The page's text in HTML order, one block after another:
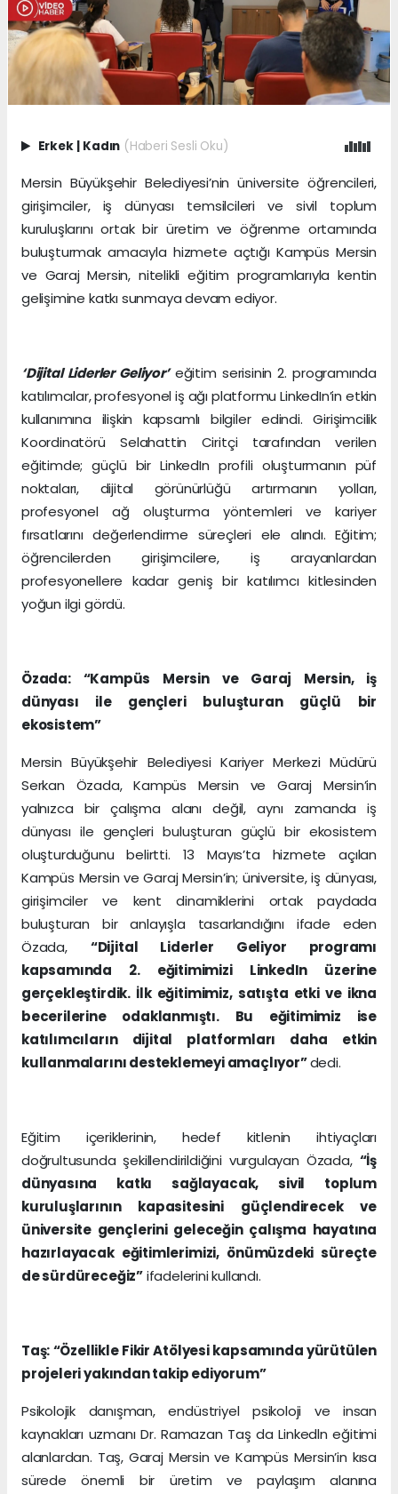
Erkek | Kadın (Haberi Sesli Oku)
Mersin Büyükşehir Belediyesi’nin üniversite öğrencileri,
girişimciler, iş dünyası temsilcileri ve sivil toplum
kuruluşlarını ortak bir üretim ve öğrenme ortamında
buluşturmak amacıyla hizmete açtığı Kampüs Mersin
ve Garaj Mersin, nitelikli eğitim programlarıyla kentin
gelişimine katkı sunmaya devam ediyor.
‘Dijital Liderler Geliyor’eğitim serisinin 2. programında
katılımcılar, profesyonel iş ağı platformu LinkedIn’in etkin
kullanımına ilişkin kapsamlı bilgiler edindi. Girişimcilik
Koordinatörü Selahattin Ciritçi tarafından verilen
eğitimde; güçlü bir LinkedIn profili oluşturmanın püf
noktaları, dijital görünürlüğü artırmanın yolları,
profesyonel ağ oluşturma yöntemleri ve kariyer
fırsatlarını değerlendirme süreçleri ele alındı. Eğitim;
öğrencilerden girişimcilere, iş arayanlardan
profesyonellere kadar geniş bir katılımcı kitlesinden
yoğun ilgi gördü.
Özada: “Kampüs Mersin ve Garaj Mersin, iş
dünyası ile gençleri buluşturan güçlü bir
ekosistem”
Mersin Büyükşehir Belediyesi Kariyer Merkezi Müdürü
Serkan Özada, Kampüs Mersin ve Garaj Mersin’in
yalnızca bir çalışma alanı değil, aynı zamanda iş
dünyası ile gençleri buluşturan güçlü bir ekosistem
oluşturduğunu belirtti. 13 Mayıs’ta hizmete açılan
Kampüs Mersin ve Garaj Mersin’in; üniversite, iş dünyası,
girişimciler ve kent dinamiklerini ortak paydada
buluşturan bir anlayışla tasarlandığını ifade eden
Özada, “Dijital Liderler Geliyor programı
kapsamında 2. eğitimimizi LinkedIn üzerine
gerçekleştirdik. İlk eğitimimiz, satışta etki ve ikna
becerilerine odaklanmıştı. Bu eğitimimiz ise
katılımcıların dijital platformları daha etkin
kullanmalarını desteklemeyi amaçlıyor”dedi.
Eğitim içeriklerinin, hedef kitlenin ihtiyaçları
doğrultusunda şekillendirildiğini vurgulayan Özada, “İş
dünyasına katkı sağlayacak, sivil toplum
kuruluşlarının kapasitesini güçlendirecek ve
üniversite gençlerini geleceğin çalışma hayatına
hazırlayacak eğitimlerimizi, önümüzdeki süreçte
de sürdüreceğiz”ifadelerini kullandı.
Taş: “Özellikle Fikir Atölyesi kapsamında yürütülen
projeleri yakından takip ediyorum”
Psikolojik danışman, endüstriyel psikoloji ve insan
kaynakları uzmanı Dr. Ramazan Taş da Linkedln eğitimi
alanlardan. Taş, Garaj Mersin ve Kampüs Mersin’in kısa
sürede önemli bir üretim ve paylaşım alanına